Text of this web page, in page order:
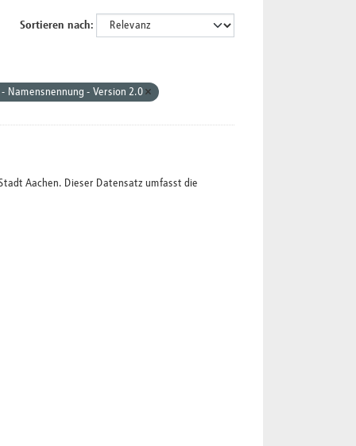
Sortieren nach
Namensnennung - Version 2.0
Aachen. Dieser Datensatz umfasst die